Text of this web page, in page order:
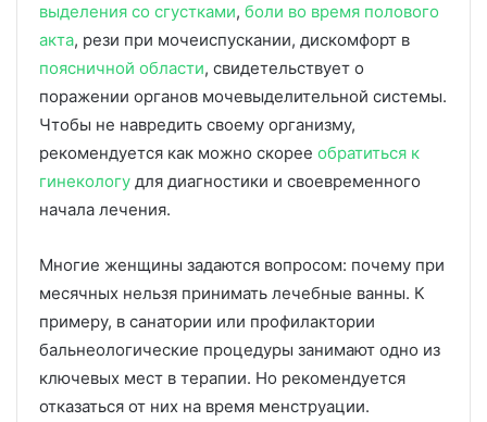
выделения со сгустками, боли во время полового
акта, рези при мочеиспускании, дискомфорт в
поясничной области, свидетельствует о
поражении органов мочевыделительной системы.
Чтобы не навредить своему организму,
рекомендуется как можно скорее обратиться к
гинекологу для диагностики и своевременного
начала лечения.
Многие женщины задаются вопросом: почему при
месячных нельзя принимать лечебные ванны. К
примеру, в санатории или профилактории
бальнеологические процедуры занимают одно из
ключевых мест в терапии. Но рекомендуется
отказаться от них на время менструации.